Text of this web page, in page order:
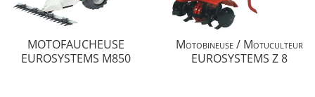
MOTOFAUCHEUSE
EUROSYSTEMS M850
Motobineuse / Motuculteur
EUROSYSTEMS Z 8